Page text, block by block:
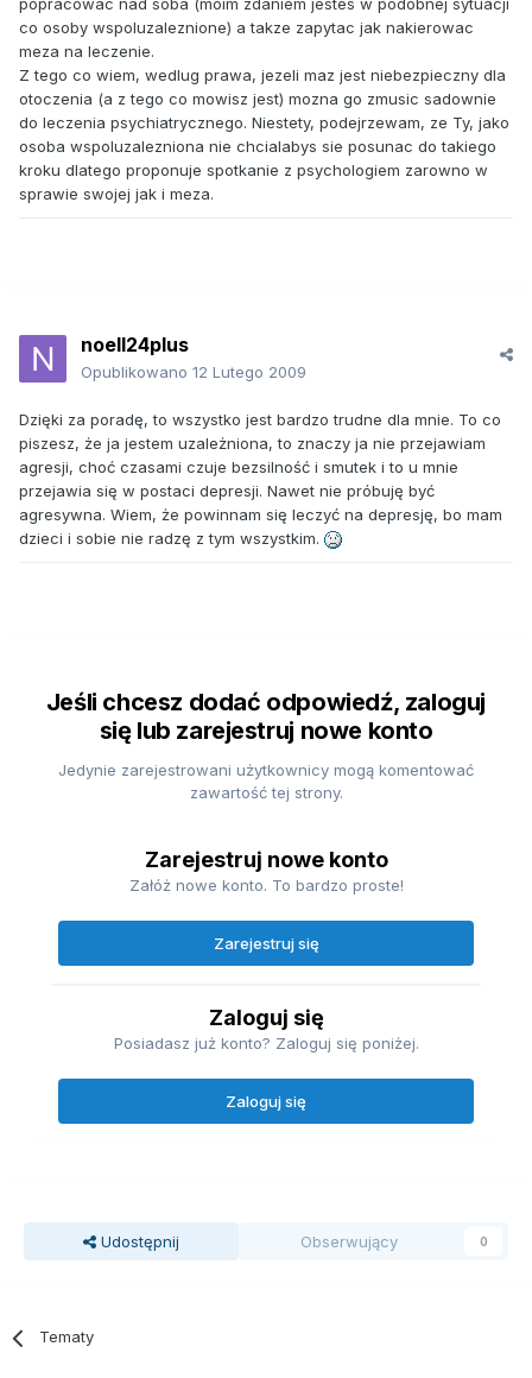
popracowac nad soba (moim zdaniem jestes w podobnej sytuacji
co osoby wspoluzaleznione) a takze zapytac jak nakierowac
meza na leczenie.
Z tego co wiem, wedlug prawa, jezeli maz jest niebezpieczny dla
otoczenia (a z tego co mowisz jest) mozna go zmusic sadownie
do leczenia psychiatrycznego. Niestety, podejrzewam, ze Ty, jako
osoba wspoluzalezniona nie chcialabys sie posunac do takiego
kroku dlatego proponuje spotkanie z psychologiem zarowno w
sprawie swojej jak i meza.
noell24plus
Opublikowano 12 Lutego 2009
Dzięki za poradę, to wszystko jest bardzo trudne dla mnie. To co
piszesz, że ja jestem uzależniona, to znaczy ja nie przejawiam
agresji, choć czasami czuje bezsilność i smutek i to u mnie
przejawia się w postaci depresji. Nawet nie próbuję być
agresywna. Wiem, że powinnam się leczyć na depresję, bo mam
dzieci i sobie nie radzę z tym wszystkim.
Jeśli chcesz dodać odpowiedź, zaloguj
się lub zarejestruj nowe konto
Jedynie zarejestrowani użytkownicy mogą komentować
zawartość tej strony.
Zarejestruj nowe konto
Załóż nowe konto. To bardzo proste!
Zarejestruj się
Zaloguj się
Posiadasz już konto? Zaloguj się poniżej.
Zaloguj się
Udostępnij Obserwujący 0
Tematy